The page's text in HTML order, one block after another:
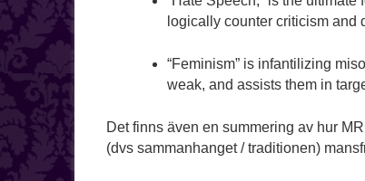
logically counter criticism and
“Feminism” is infantilizing
weak, and assists them in
Det finns även en summering av hur
(dvs sammanhanget / traditionen)